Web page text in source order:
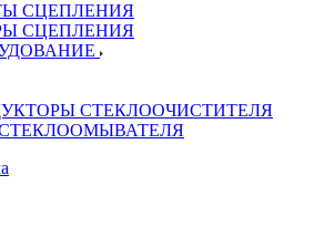
СЦЕПЛЕНИЯ
СЦЕПЛЕНИЯ
СТЕКЛООЧИСТИТЕЛЯ